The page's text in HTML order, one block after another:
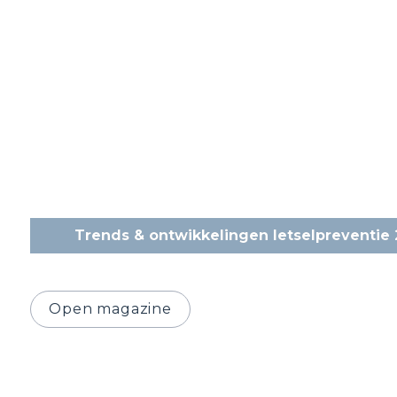
Trends & ontwikkelingen letselpreventie
Open magazine